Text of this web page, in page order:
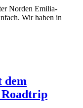
Norden Emilia-
Wir haben in
dem